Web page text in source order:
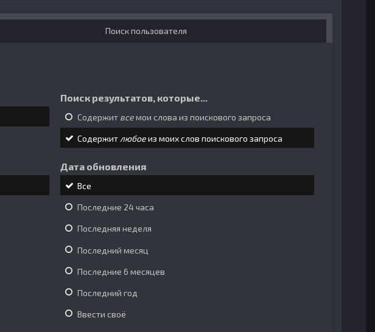
Поиск пользователя
Поиск результатов, которые...
Содержит всемои слова из поискового запроса
Содержит любоеиз моих слов поискового запроса
Дата обновления
Все
Последние 24 часа
Последняя неделя
Последний месяц
Последние 6 месяцев
Последний год
Ввести своё